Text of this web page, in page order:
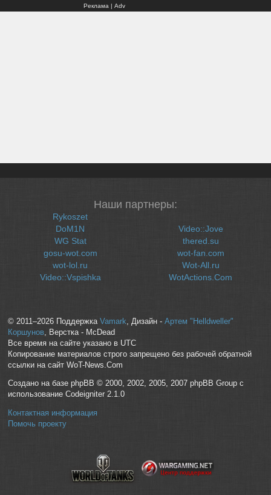
Реклама | Adv
Наши партнеры:
Rykoszet
DoM1N
WG Stat
gosu-wot.com
wot-lol.ru
Video::Vspishka
Video::Jove
thered.su
wot-fan.com
Wot-All.ru
WotActions.Com
© 2011–2026 Поддержка Vamark , Дизайн - Артем "Helldweller"
Коршунов, Верстка - McDead
Все время на сайте указано в UTC
Копирование материалов строго запрещено без рабочей обратной
ссылки на сайт WoT-News.Com
Создано на базе phpBB © 2000, 2002, 2005, 2007 phpBB Group с
использование Codeigniter 2.1.0
Контактная информация
Помочь проекту